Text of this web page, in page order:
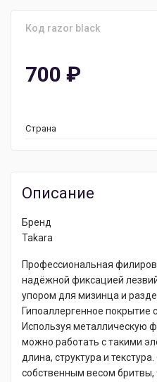
Код razor black
700 ₽
Страна
Описание
Бренд
Takara
Профессиональная
надёжной фиксацией
упором для мизинца и
Гипоаллергенное покрытие
Используя металлическую
можно работать с такими
длина, структура и
собственным весом